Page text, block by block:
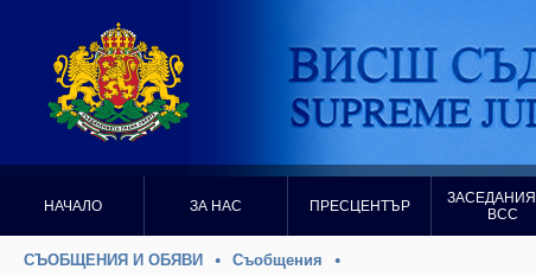
НАЧАЛО ЗА НАС ПРЕСЦЕНТЪР
ВСС
СЪОБЩЕНИЯ И ОБЯВИ
Съобщения